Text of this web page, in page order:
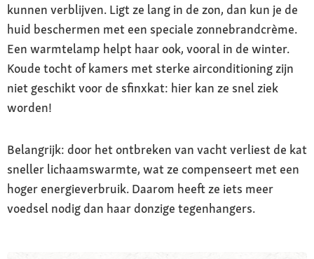
kunnen verblijven. Ligt ze lang in de zon, dan kun je de
huid beschermen met een speciale zonnebrandcrème.
Een warmtelamp helpt haar ook, vooral in de winter.
Koude tocht of kamers met sterke airconditioning zijn
niet geschikt voor de sfinxkat: hier kan ze snel ziek
worden!
Belangrijk: door het ontbreken van vacht verliest de kat
sneller lichaamswarmte, wat ze compenseert met een
hoger energieverbruik. Daarom heeft ze iets meer
voedsel nodig dan haar donzige tegenhangers.